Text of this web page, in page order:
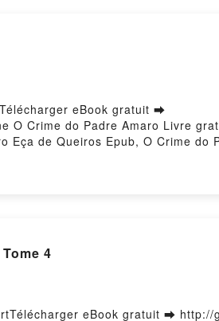
eBook gratuit ➡
Crime do Padre Amaro Livre
Eça de Queiros Epub, O Crime
Eça de Queiros
4
eBook gratuit ➡ http://